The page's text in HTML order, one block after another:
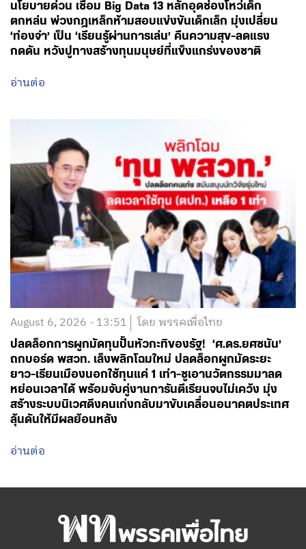
นโยบายด่วน เชื่อม Big Data 13 หลักอุดช่องโหว่เด็ก
ตกหล่น พ่วงกฎเหล็กห้ามสอบแข่งขันเด็กเล็ก มุ่งเปลี่ยน
‘ท่องจำ’ เป็น ‘เรียนรู้ผ่านการเล่น’ คืนความสุข-ลดแรง
กดดัน หวังปูทางสร้างทุนมนุษย์ที่แข็งแกร่งของชาติ
อ่านต่อ
August 6, 2026 - 13:51 โดย พรรคเพื่อไทย
ปลดล็อกการผูกมัดทุนปั้นหัวกะทิของรัฐ! ‘ศ.ดร.ยศชนัน’
ถกบอร์ด พสวท. เล็งพลิกโฉมใหม่ ปลดล็อกผูกมัดระยะ
ยาว-เรียนเมืองนอกใช้ทุนแค่ 1 เท่า-ชูเอานวัตกรรมมาลด
หย่อนเวลาได้ พร้อมจับคู่งานการันตีเรียนจบไม่เคว้ง มุ่ง
สร้างระบบนิเวศดึงคนเก่งกลับมาขับเคลื่อนอนาคตประเทศ
ลุ้นดันให้มีผลย้อนหลัง
อ่านต่อ